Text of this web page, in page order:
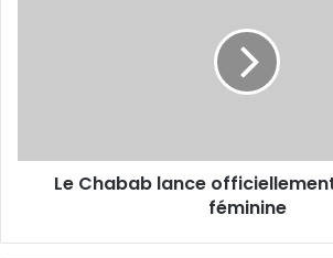
Le Chabab lance
féminine